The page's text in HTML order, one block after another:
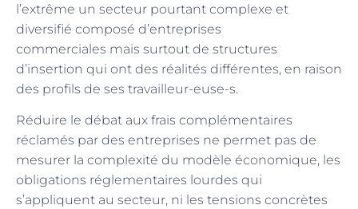
l’extrême un secteur pourtant complexe et
diversifié composé d’entreprises
commerciales mais surtout de structures
d’insertion qui ont des réalités différentes, en raison
des profils de ses travailleur-euse-s.
Réduire le débat aux frais complémentaires
réclamés par des entreprises ne permet pas de
mesurer la complexité du modèle économique, les
obligations réglementaires lourdes qui
s’appliquent au secteur, ni les tensions concrètes